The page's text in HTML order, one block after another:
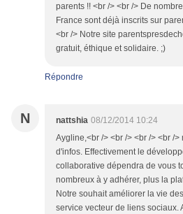
parents !! <br /> <br /> De
France sont déjà inscrits sur
<br /> Notre site
gratuit, éthique et solidaire. ;)
Répondre
N nattshia 08/12/2014 10:24
Aygline,<br /> <br /> <br /> <br /
d'infos. Effectivement le
collaborative dépendra de vous
nombreux à y adhérer, plus la
Notre souhait améliorer la vie
service vecteur de liens sociaux.